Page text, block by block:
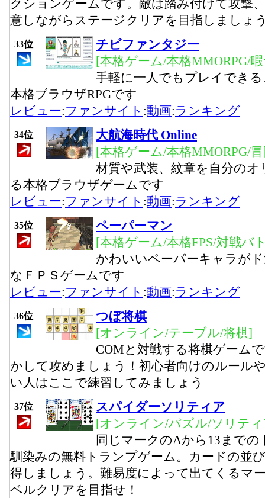
クションゲームです。敵は踏み付けて攻撃
意しながらステージクリアを目指しましょ
33位
チビファンタジー
[本格ゲーム/本格MMORPG/
手軽に一人でもプレイでき
本格ブラウザRPGです
レビュー:ファンサイト :動画:ランキング
34位
大航海時代 Online
[本格ゲーム/本格MMORPG/
材質や武装、紋章を自分の
る本格ブラウザゲームです
レビュー:ファンサイト :動画:ランキング
35位
ペーパーマン
[本格ゲーム/本格FPS/対戦バ
かわいいペーパーキャラが
なＦＰＳゲームです
レビュー:ファンサイト :動画:ランキング
36位
つぼ将棋
[オンライン/テーブル/将棋]
COMと対戦する将棋ゲーム
かして攻めましょう！初心者向けのルール
い人はここで練習してみましょう
37位
スパイダーソリティア
[オンライン/パズル/ソリテ
同じマークのAから13まで
馴染みの無料トランプゲーム。カードの並
得しましょう。難易度によって出てくるマ
ベルクリアを目指せ！